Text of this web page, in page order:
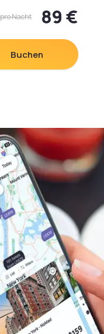
und die Seen.
für
Der
entfernt. Die
sind 35 km
pro Nacht 89 €
Buchen